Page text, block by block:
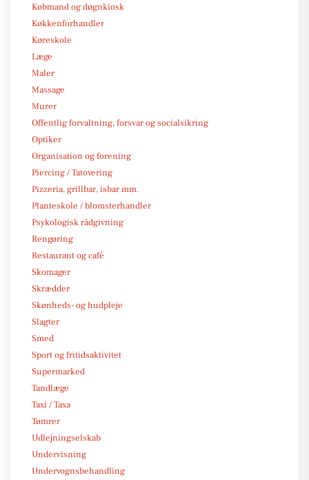
Købmand og døgnkiosk
Køkkenforhandler
Køreskole
Læge
Maler
Massage
Murer
Offentlig forvaltning, forsvar og socialsikring
Optiker
Organisation og forening
Piercing / Tatovering
Pizzeria, grillbar, isbar mm.
Planteskole / blomsterhandler
Psykologisk rådgivning
Rengøring
Restaurant og café
Skomager
Skrædder
Skønheds- og hudpleje
Slagter
Smed
Sport og fritidsaktivitet
Supermarked
Tandlæge
Taxi / Taxa
Tømrer
Udlejningselskab
Undervisning
Undervognsbehandling